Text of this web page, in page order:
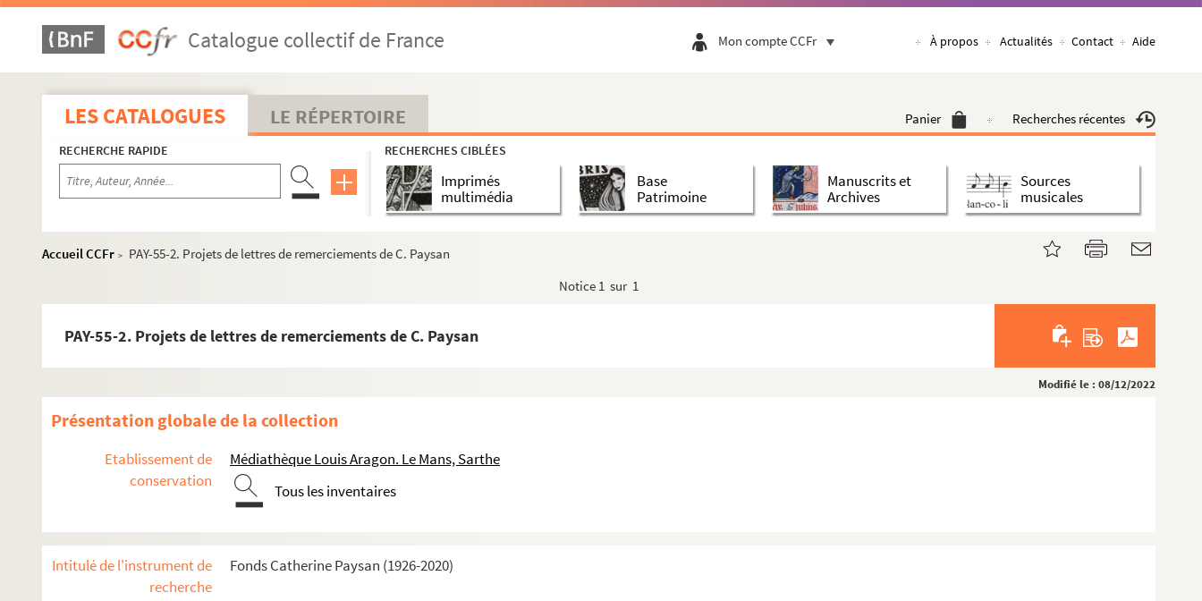
Catalogue collectif de France Mon compte CCFr À propos Actualités Contact Aide
LES CATALOGUES LE RÉPERTOIRE Panier Recherches récentes
RECHERCHE RAPIDE RECHERCHES CIBLÉES
Imprimés
multimédia
Base
Patrimoine
Manuscrits et
Archives
Sources
musicales
Accueil CCFr >
PAY-55-2. Projets de lettres de remerciements de C. Paysan
Notice 1 sur 1
PAY-55-2. Projets de lettres de remerciements de C. Paysan
Modifié le : 08/12/2022
Présentation globale de la collection
Etablissement de
conservation
Médiathèque Louis Aragon. Le Mans, Sarthe
Tous les inventaires
Intitulé de l'instrument de
recherche
Fonds Catherine Paysan (1926-2020)